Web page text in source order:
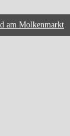
am Molkenmarkt